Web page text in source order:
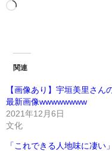
関連
【画像あり】宇垣美里さん
最新画像wwwwwwww
2021年12月6日
文化
「これできる人地味に凄い」